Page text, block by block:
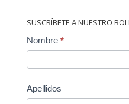
SUSCRÍBETE A NUESTRO
Contact
Nombre *
Apellidos